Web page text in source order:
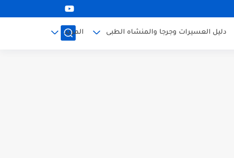
دليل العسيرات وجرجا والمنشاه الطبى المزيد